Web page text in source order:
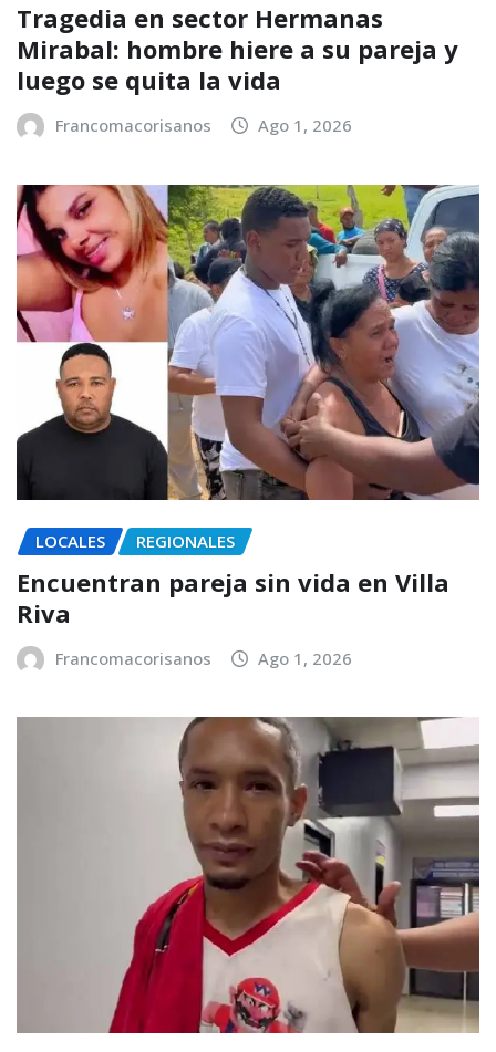
Tragedia en sector Hermanas
Mirabal: hombre hiere a su pareja y
luego se quita la vida
Francomacorisanos Ago 1, 2026
LOCALES REGIONALES
Encuentran pareja sin vida en Villa
Riva
Francomacorisanos Ago 1, 2026